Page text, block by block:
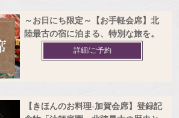
～お日にち限定～【お手軽会席】北
陸最古の宿に泊まる、特別な旅を。
詳細/ご予約
【きほんのお料理‐加賀会席】登録記